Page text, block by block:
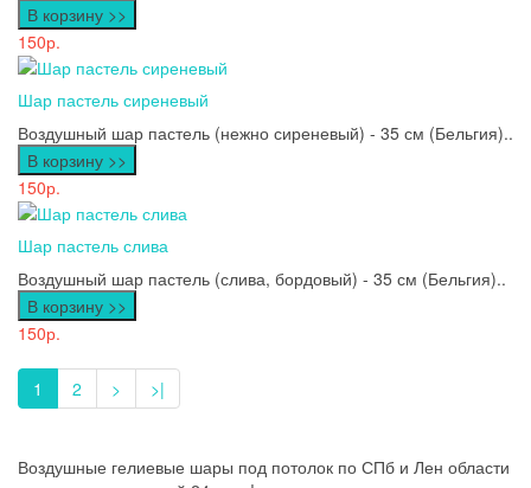
В корзину >>
150р.
Шар пастель сиреневый
Воздушный шар пастель (нежно сиреневый) - 35 см (Бельгия)..
В корзину >>
150р.
Шар пастель слива
Воздушный шар пастель (слива, бордовый) - 35 см (Бельгия)..
В корзину >>
150р.
1 2 > >|
Воздушные гелиевые шары под потолок по СПб и Лен области